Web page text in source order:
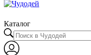
Каталог